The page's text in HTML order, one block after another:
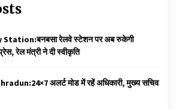
रेलवे स्टेशन पर अब रुकेगी
रेल मंत्री ने दी स्वीकृति
अलर्ट मोड में रहें अधिकारी, मुख्य सचिव